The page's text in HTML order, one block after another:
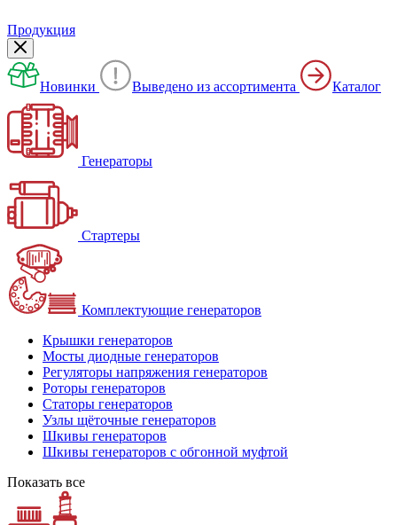
Продукция
Новинки Выведено из ассортимента Каталог
Генераторы
Стартеры
Комплектующие генераторов
Крышки генераторов
Мосты диодные генераторов
Регуляторы напряжения генераторов
Роторы генераторов
Статоры генераторов
Узлы щёточные генераторов
Шкивы генераторов
Шкивы генераторов с обгонной муфтой
Показать все